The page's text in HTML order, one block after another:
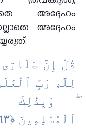
അദ്ദേഹം
അദ്ദേഹം
قُلْ إِنَّ
وَبِذَٰلِكَ
ٱلْمُسْلِمِينَ ‎﴿١٦٣﴾